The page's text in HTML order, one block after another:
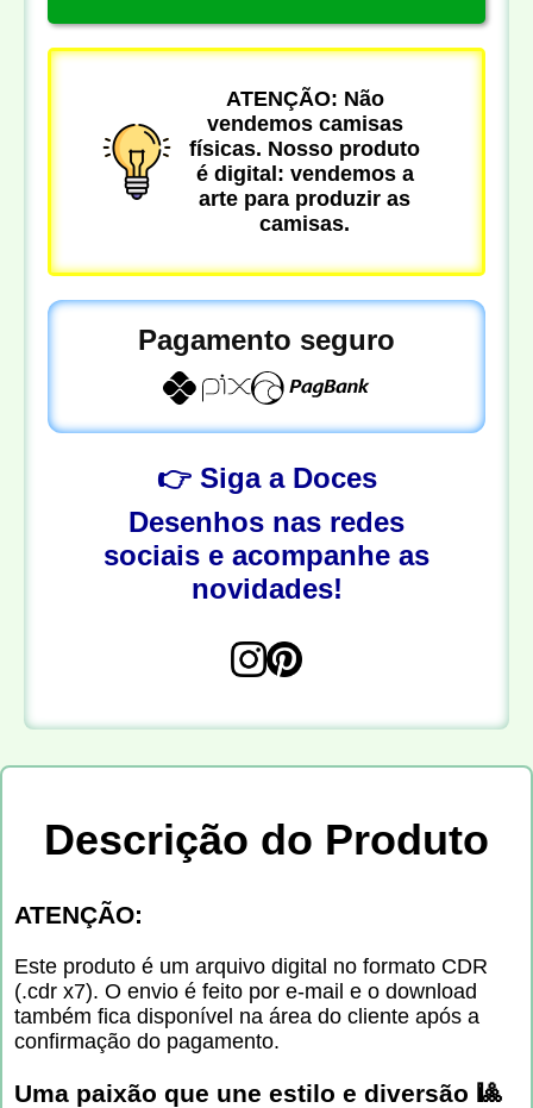
ATENÇÃO: Não
vendemos camisas
físicas. Nosso produto
é digital: vendemos a
arte para produzir as
camisas.
Pagamento seguro
👉 Siga a Doces
Desenhos nas redes
sociais e acompanhe as
novidades!
Descrição do Produto
ATENÇÃO:
Este produto é um arquivo digital no formato CDR
(.cdr x7). O envio é feito por e-mail e o download
também fica disponível na área do cliente após a
confirmação do pagamento.
Uma paixão que une estilo e diversão 🎱